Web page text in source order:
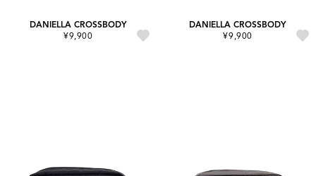
DANIELLA CROSSBODY
¥9,900
DANIELLA CROSSBODY
¥9,900